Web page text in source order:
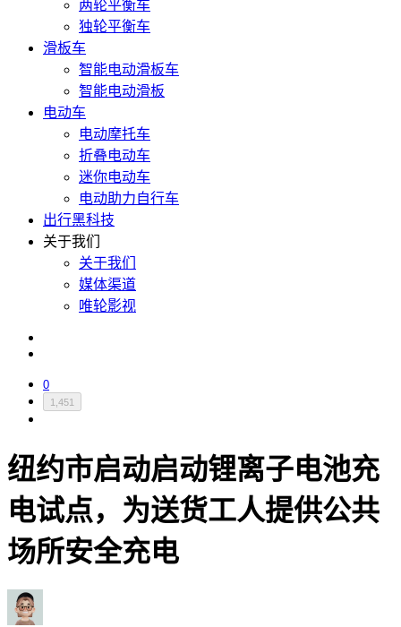
两轮平衡车
独轮平衡车
滑板车
智能电动滑板车
智能电动滑板
电动车
电动摩托车
折叠电动车
迷你电动车
电动助力自行车
出行黑科技
关于我们
关于我们
媒体渠道
唯轮影视
0
1,451
纽约市启动启动锂离子电池充
电试点，为送货工人提供公共
场所安全充电